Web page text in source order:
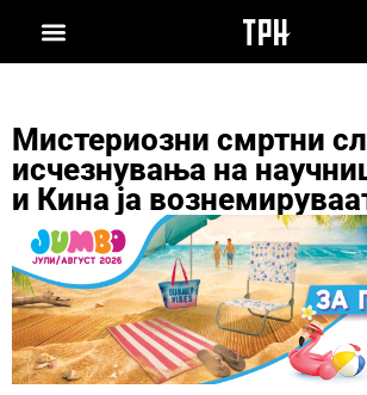
Мистериозни смртни
исчезнувања на
и Кина ја